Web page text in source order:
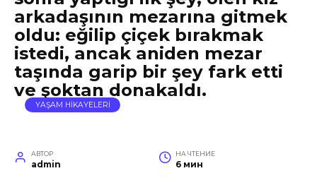
arkadaşının mezarına gitmek
oldu: eğilip çiçek bırakmak
istedi, ancak aniden mezar
taşında garip bir şey fark etti
ve şoktan donakaldı.
YAŞAM HİKAYELERİ
АВТОР
admin
НА ЧТЕНИЕ
6 мин